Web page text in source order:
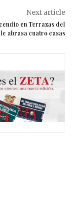
Next article
en Terrazas del
abrasa cuatro casas